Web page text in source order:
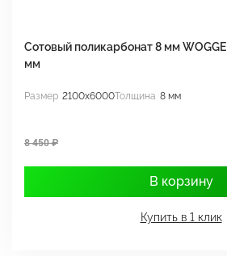
Сотовый поликарбонат 8 мм
мм
Размер 2100x6000Толщина 8 мм
8 450 ₽
В корзину
Купить в 1 клик